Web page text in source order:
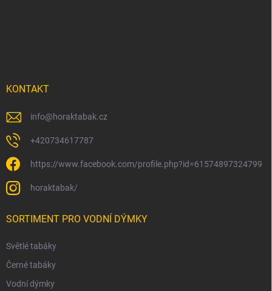
KONTAKT
info@horaktabak.cz
+420734617787
https://www.facebook.com/profile.php?id=61574897324799
horaktabak/
SORTIMENT PRO VODNÍ DÝMKY
Světlé tabáky
Černé tabáky
Vodní dýmky